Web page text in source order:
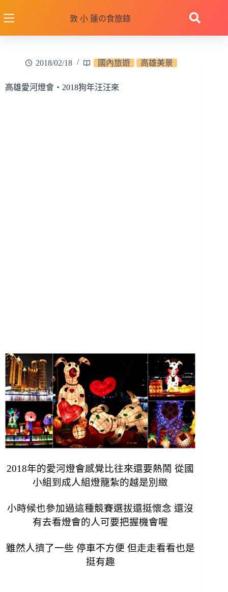
至
敦 小 蓮の食旅錄
2018/02/18 國內旅遊 高雄美景
高雄愛河燈會‧2018狗年汪汪來
2018年的愛河燈會感覺比往來還要熱鬧 從國
小組到成人組燈籠紮的越是別緻
小時候也參加過這種競賽選拔還挺懷念 還沒
有去看燈會的人可要把握機會喔
雖然人擠了一些 停車不方便 但走走看看也是
挺有趣